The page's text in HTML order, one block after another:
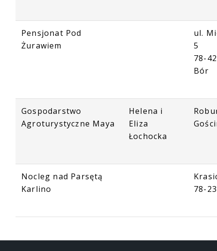
Pensjonat Pod
Żurawiem
ul.
5
78-
Bór
Gospodarstwo
Agroturystyczne Maya
Helena i
Eliza
Łochocka
Nocleg nad Parsętą
Karlino
78-